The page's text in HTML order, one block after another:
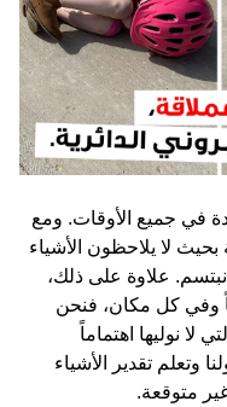
في جميع الأوقات. ومع
لا يلاحظون الأشياء
علاوة على ذلك،
وفي كل مكان، فنحن
لا نوليها اهتماماً
وتعلم تقدير الأشياء
متوقعة.